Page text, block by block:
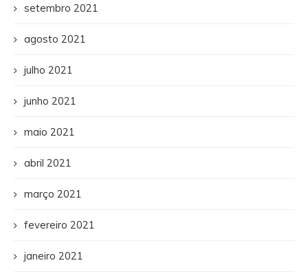
setembro 2021
agosto 2021
julho 2021
junho 2021
maio 2021
abril 2021
março 2021
fevereiro 2021
janeiro 2021